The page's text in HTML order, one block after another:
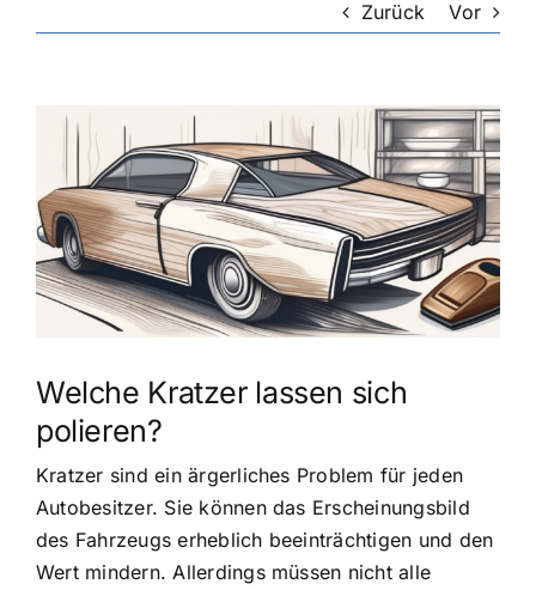
Zurück Vor
Zeige
grösseres
Bild
Welche Kratzer lassen sich
polieren?
Kratzer sind ein ärgerliches Problem für jeden
Autobesitzer. Sie können das Erscheinungsbild
des Fahrzeugs erheblich beeinträchtigen und den
Wert mindern. Allerdings müssen nicht alle